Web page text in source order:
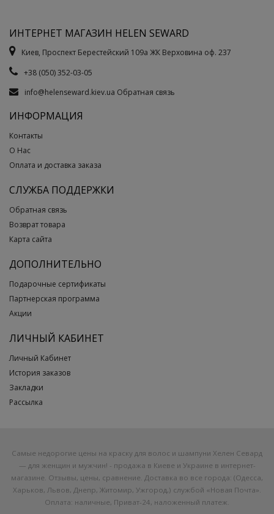
ИНТЕРНЕТ МАГАЗИН HELEN SEWARD
Киев, Проспект Берестейский 109а ЖК Верховина оф. 237
+38 (050) 352-03-05
info@helenseward.kiev.ua Обратная связь
ИНФОРМАЦИЯ
Контакты
О Нас
Оплата и доставка заказа
СЛУЖБА ПОДДЕРЖКИ
Обратная связь
Возврат товара
Карта сайта
ДОПОЛНИТЕЛЬНО
Подарочные сертификаты
Партнерская программа
Акции
ЛИЧНЫЙ КАБИНЕТ
Личный Кабинет
История заказов
Закладки
Рассылка
Самые недорогие цены на краску для волос и шампуни Хелен Севард
— для женщин и мужчин! - продажа в Киеве и Украине в интернет-
магазине. Отзывы, цены, сравнение. Доставка во все города: (Одесса,
Харьков, Львов, Днепр, Житомир, Ужгород,) службой «Новая Почта».
Оплата: наличные, Приват-24, наложенный платеж.